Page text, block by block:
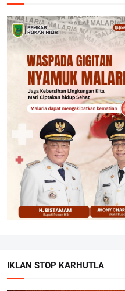
IKLAN STOP KARHUTLA